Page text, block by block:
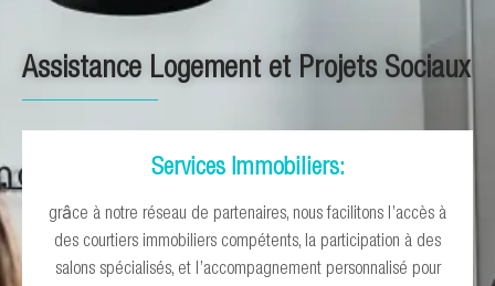
Assistance Logement et Projets Sociaux
Services Immobiliers:
grâce à notre réseau de partenaires, nous facilitons l’accès à
des courtiers immobiliers compétents, la participation à des
salons spécialisés, et l’accompagnement personnalisé pour